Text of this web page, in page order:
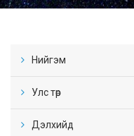
Нийгэм
Улс төр
Дэлхийд